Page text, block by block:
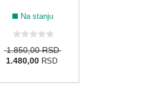
Na stanju
1.850,00 RSD
1.480,00 RSD